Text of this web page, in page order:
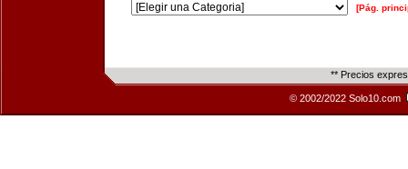
[Pág.
** Precios
© 2002/2022 Solo10.com